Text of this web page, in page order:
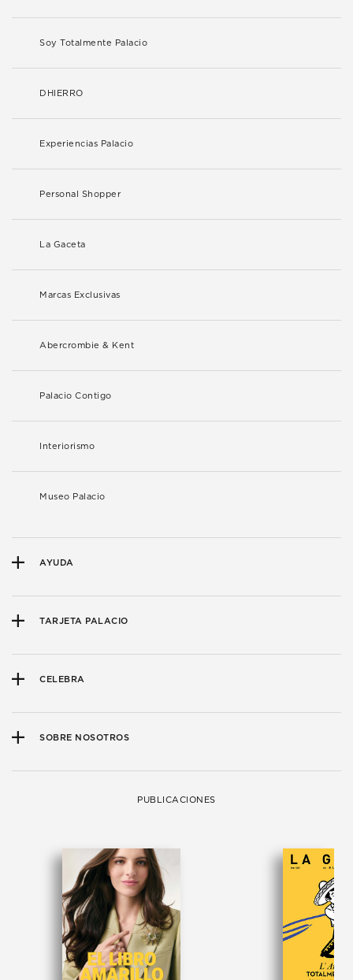
Soy Totalmente Palacio
DHIERRO
Experiencias Palacio
Personal Shopper
La Gaceta
Marcas Exclusivas
Abercrombie & Kent
Palacio Contigo
Interiorismo
Museo Palacio
AYUDA
TARJETA PALACIO
CELEBRA
SOBRE NOSOTROS
PUBLICACIONES